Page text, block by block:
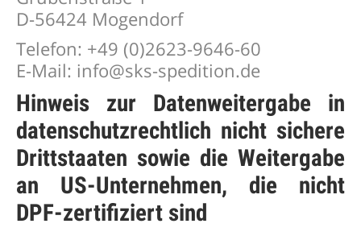
D-56424 Mogendorf
Telefon: +49 (0)2623-9646-60
E-Mail: info@sks-spedition.de
Hinweis zur Datenweitergabe in
datenschutzrechtlich nicht sichere
Drittstaaten sowie die Weitergabe
an US-Unternehmen, die nicht
DPF-zertifiziert sind